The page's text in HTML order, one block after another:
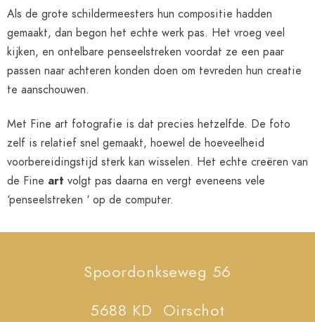
Als de grote schildermeesters hun compositie hadden
gemaakt, dan begon het echte werk pas. Het vroeg veel
kijken, en ontelbare penseelstreken voordat ze een paar
passen naar achteren konden doen om tevreden hun creatie
te aanschouwen.
Met Fine art fotografie is dat precies hetzelfde. De foto
zelf is relatief snel gemaakt, hoewel de hoeveelheid
voorbereidingstijd sterk kan wisselen. Het echte creëren van
de Fine art volgt pas daarna en vergt eveneens vele
‘penseelstreken ‘ op de computer.
Spoordonkseweg 56
5688 KD Oirschot